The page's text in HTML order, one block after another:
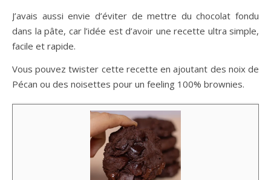
J’avais aussi envie d’éviter de mettre du chocolat fondu
dans la pâte, car l’idée est d’avoir une recette ultra simple,
facile et rapide.
Vous pouvez twister cette recette en ajoutant des noix de
Pécan ou des noisettes pour un feeling 100% brownies.